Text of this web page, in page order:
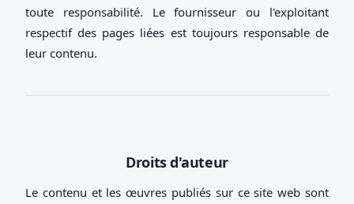
toute responsabilité. Le fournisseur ou l'exploitant
respectif des pages liées est toujours responsable de
leur contenu.
Droits d'auteur
Le contenu et les œuvres publiés sur ce site web sont